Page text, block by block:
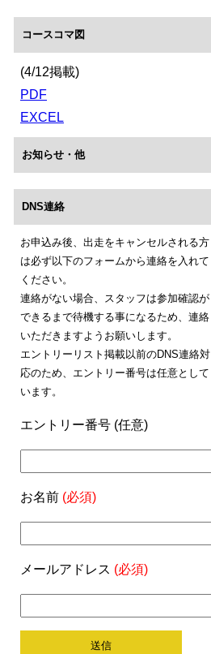
コースコマ図
(4/12掲載)
PDF
EXCEL
お知らせ・他
DNS連絡
お申込み後、出走をキャンセルされる方
は必ず以下のフォームから連絡を入れて
ください。
連絡がない場合、スタッフは参加確認が
できるまで待機する事になるため、連絡
いただきますようお願いします。
エントリーリスト掲載以前のDNS連絡対
応のため、エントリー番号は任意として
います。
エントリー番号 (任意)
お名前 (必須)
メールアドレス (必須)